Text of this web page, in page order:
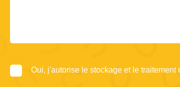
Oui, j'autorise le stockage et le traitement